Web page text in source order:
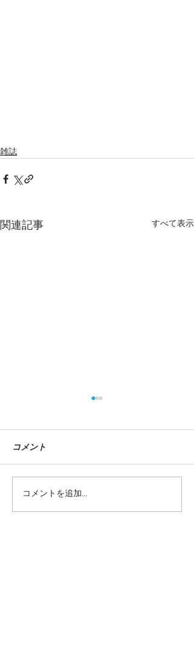
雑誌
関連記事 すべて表示
『イラストレーションフ
ァイル 2025』掲載
コメント
コメントを追加…